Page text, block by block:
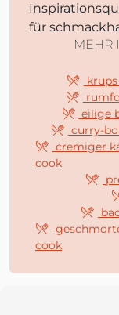
für
MEHR
eilige
curry-
cremiger
cook
cook